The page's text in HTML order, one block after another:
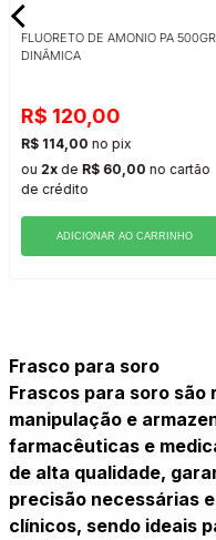
FLUORETO DE AMONIO PA 500GR
DINÂMICA
R$ 120,00
R$ 114,00 no pix
ou 2xde R$ 60,00 no cartão
de crédito
ADICIONAR AO CARRINHO
Frasco para soro
Frascos para soro
manipulação e
farmacêuticas e
de alta qualidade,
precisão necessárias
clínicos, sendo ideais